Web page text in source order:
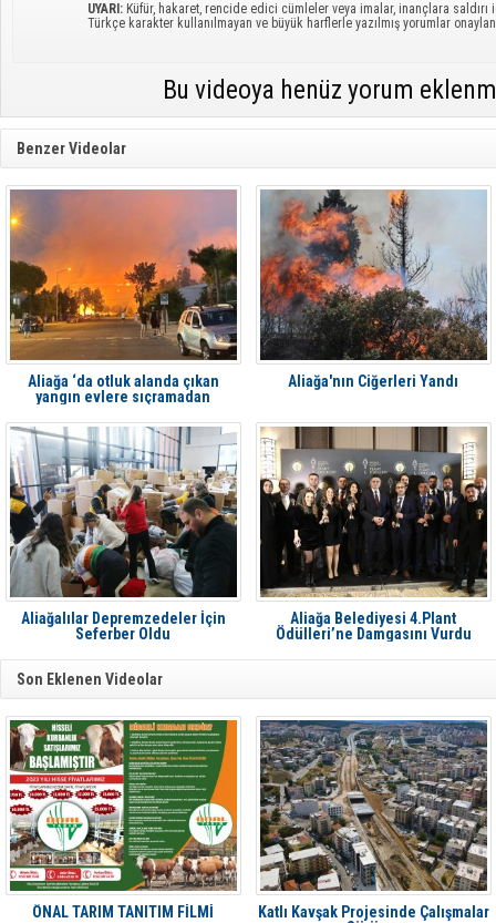
UYARI: Küfür, hakaret, rencide edici cümleler veya imalar, inançlara saldırı
Türkçe karakter kullanılmayan ve büyük harflerle yazılmış yorumlar
Bu videoya henüz yorum
Benzer Videolar
Aliağa ‘da otluk alanda çıkan
yangın evlere sıçramadan
Aliağa'nın Ciğerleri Yandı
Aliağalılar Depremzedeler İçin
Seferber Oldu
Aliağa Belediyesi 4.Plant
Ödülleri’ne Damgasını Vurdu
Son Eklenen Videolar
ÖNAL TARIM TANITIM FİLMİ
Katlı Kavşak Projesinde Çalışmalar